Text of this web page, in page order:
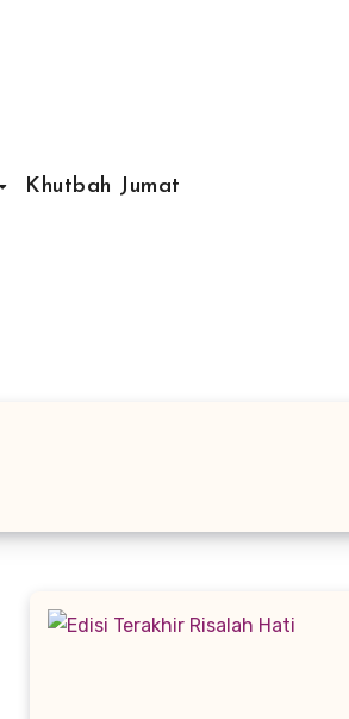
Khutbah Jumat